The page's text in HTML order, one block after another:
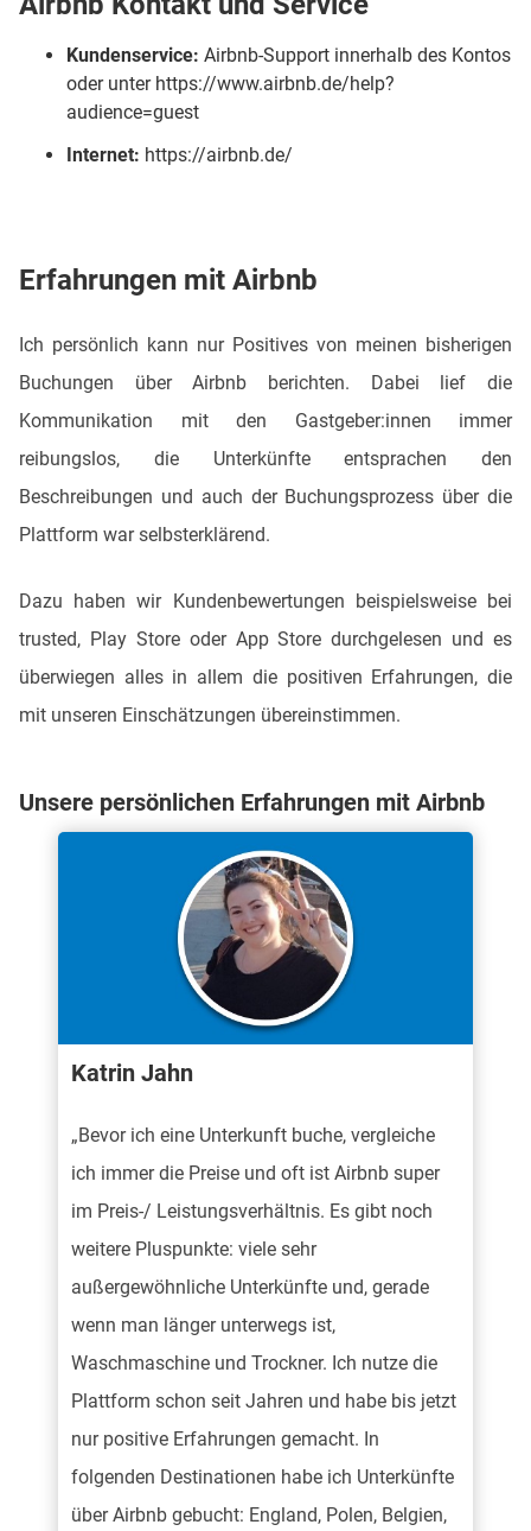
Kundenservice: Airbnb-Support innerhalb des Kontos
oder unter https://www.airbnb.de/help?
audience=guest
Internet: https://airbnb.de/
Erfahrungen mit Airbnb
Ich persönlich kann nur Positives von meinen bisherigen
Buchungen über Airbnb berichten. Dabei lief die
Kommunikation mit den Gastgeber:innen immer
reibungslos, die Unterkünfte entsprachen den
Beschreibungen und auch der Buchungsprozess über die
Plattform war selbsterklärend.
Dazu haben wir Kundenbewertungen beispielsweise bei
trusted, Play Store oder App Store durchgelesen und es
überwiegen alles in allem die positiven Erfahrungen, die
mit unseren Einschätzungen übereinstimmen.
Unsere persönlichen Erfahrungen mit Airbnb
Katrin Jahn
„Bevor ich eine Unterkunft buche, vergleiche
ich immer die Preise und oft ist Airbnb super
im Preis-/ Leistungsverhältnis. Es gibt noch
weitere Pluspunkte: viele sehr
außergewöhnliche Unterkünfte und, gerade
wenn man länger unterwegs ist,
Waschmaschine und Trockner. Ich nutze die
Plattform schon seit Jahren und habe bis jetzt
nur positive Erfahrungen gemacht. In
folgenden Destinationen habe ich Unterkünfte
über Airbnb gebucht: England, Polen, Belgien,